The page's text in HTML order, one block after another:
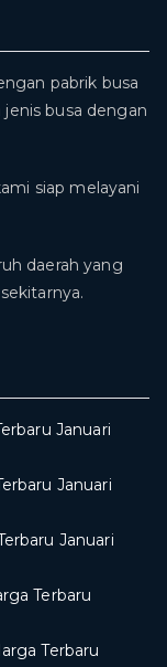
pabrik busa
busa dengan
siap melayani
daerah yang
Januari
Januari
Januari
Terbaru
Terbaru